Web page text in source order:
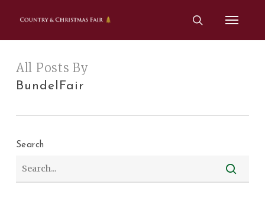
main
content
search
Menu
All Posts By
BundelFair
Search